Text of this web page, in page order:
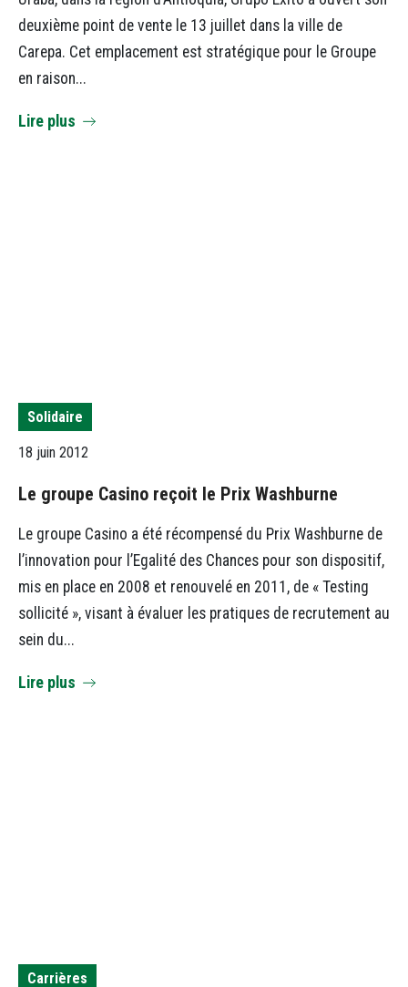
deuxième point de vente le 13 juillet dans la ville de
Carepa. Cet emplacement est stratégique pour le Groupe
en raison...
Lire plus
Solidaire
18 juin 2012
Le groupe Casino reçoit le Prix Washburne
Le groupe Casino a été récompensé du Prix Washburne de
l’innovation pour l’Egalité des Chances pour son dispositif,
mis en place en 2008 et renouvelé en 2011, de « Testing
sollicité », visant à évaluer les pratiques de recrutement au
sein du...
Lire plus
Carrières